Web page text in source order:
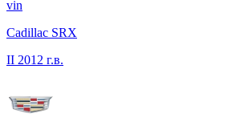
vin
Cadillac SRX
II 2012 г.в.